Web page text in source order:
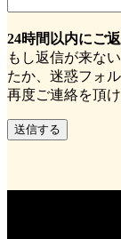
24時間以内にご
もし返信が来な
たか、迷惑フォ
再度ご連絡を頂